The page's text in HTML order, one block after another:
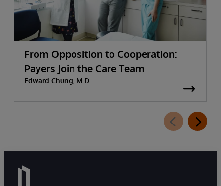
From Opposition to Cooperation:
Payers Join the Care Team
Edward Chung, M.D.